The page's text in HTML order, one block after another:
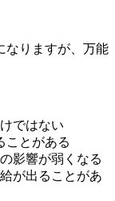
なりますが、万能
ではない
ことがある
影響が弱くなる
が出ることがあ